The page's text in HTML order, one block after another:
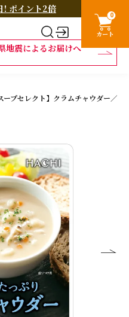
! ポイント2倍
地震によるお届けへ
0
カート
ープセレクト】クラムチャウダー／1